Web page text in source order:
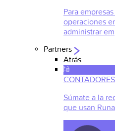
Para
operaciones
administrar
Partners
Atrás
CONTADORES
Súmate a la
que usan